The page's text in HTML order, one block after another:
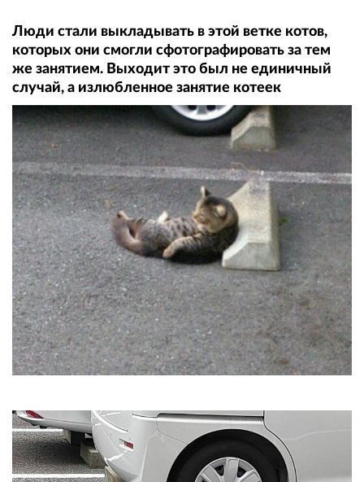
Люди стали выкладывать в этой ветке котов,
которых они смогли сфотографировать за тем
же занятием. Выходит это был не единичный
случай, а излюбленное занятие котеек